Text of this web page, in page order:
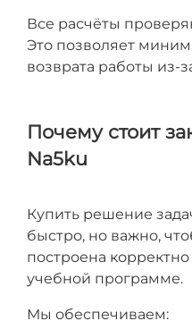
Все расчёты
Это позволяет
возврата работы из-
Почему стоит
Na5ku
Купить решение
быстро, но важно,
построена корректно
учебной программе.
Мы обеспечиваем: